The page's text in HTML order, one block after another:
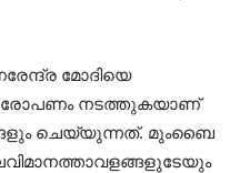
മോദിയെ
നടത്തുകയാണ്
ചെയ്യുന്നത്. മുംബൈ